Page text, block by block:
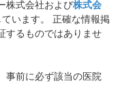
株式会社および株式会
います。 正確な情報掲
するものではありませ
事前に必ず該当の医院